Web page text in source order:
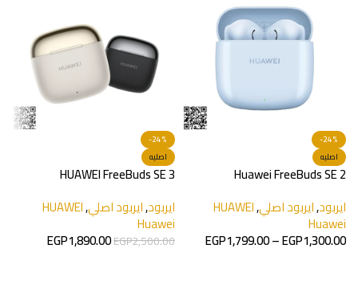
-24%
اصليه
Huawei FreeBuds SE 2
ايربود,ايربود اصلي,
HUAWEI
Huawei
EGP1,300.00
–
EGP1,799.00
-24%
اصليه
HUAWEI FreeBuds SE 3
ايربود,ايربود اصلي,
HUAWEI
Huawei
EGP2,500.00
EGP1,890.00